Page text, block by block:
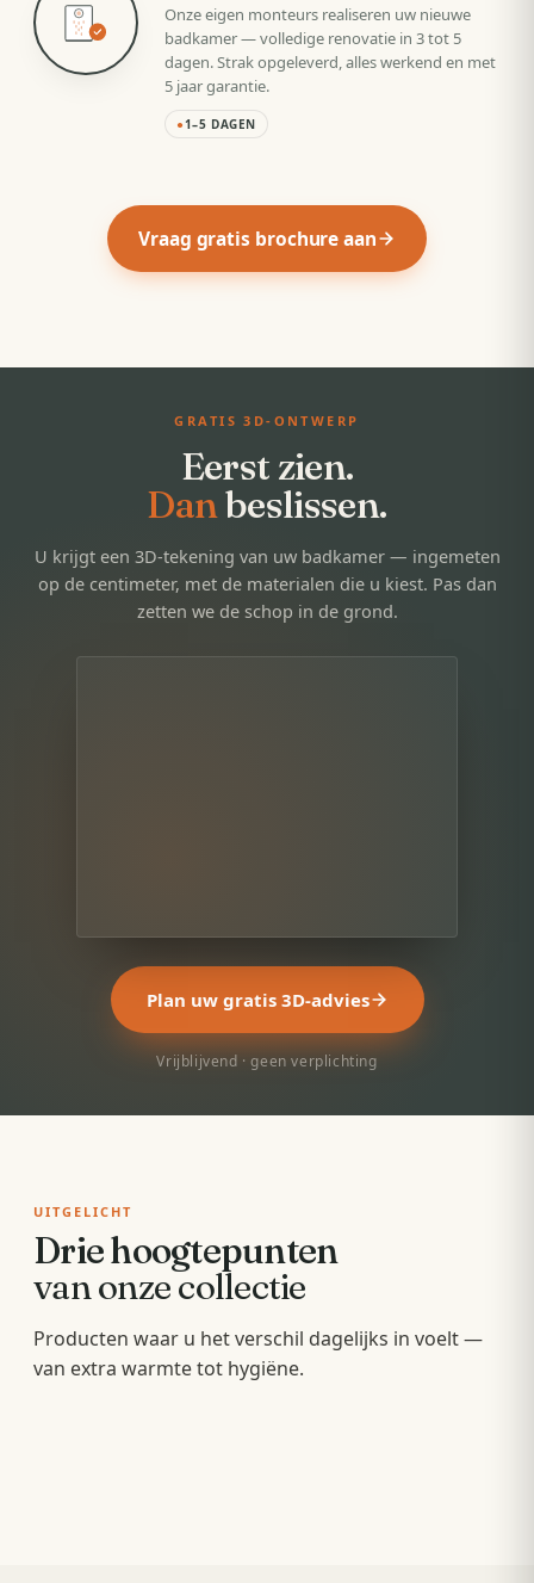
Onze eigen monteurs realiseren uw nieuwe
badkamer — volledige renovatie in 3 tot 5
dagen. Strak opgeleverd, alles werkend en met
5 jaar garantie.
●1–5 DAGEN
Vraag gratis brochure aan
GRATIS 3D-ONTWERP
Eerst zien.
Danbeslissen.
U krijgt een 3D-tekening van uw badkamer — ingemeten
op de centimeter, met de materialen die u kiest. Pas dan
zetten we de schop in de grond.
Plan uw gratis 3D-advies
Vrijblijvend · geen verplichting
UITGELICHT
Drie hoogtepunten
van onze collectie
Producten waar u het verschil dagelijks in voelt —
van extra warmte tot hygiëne.
Badkamermeubels
Hang- en staande meubels met soft-close — op
Sunshowers
Spoeltoiletten